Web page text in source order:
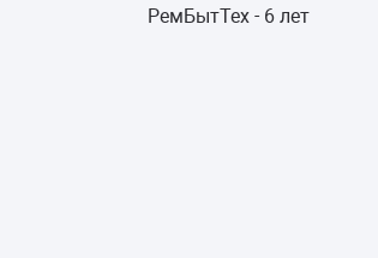
РемБытТех - 6 лет